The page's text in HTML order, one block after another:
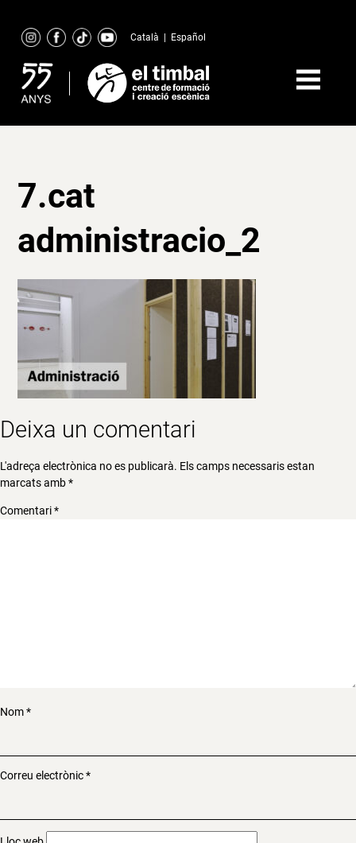
content
Català Español
7.cat
administracio_2
Deixa un comentari
L'adreça electrònica no es publicarà. Els camps necessaris estan
marcats amb*
Comentari*
Nom*
Correu electrònic*